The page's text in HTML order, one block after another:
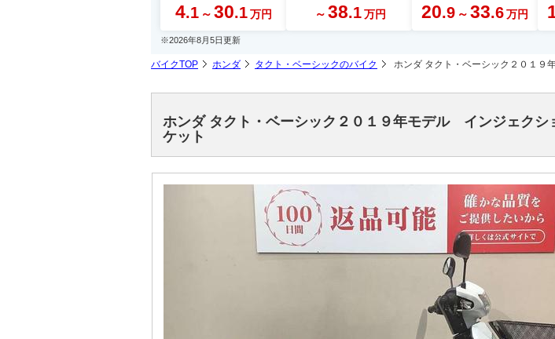
4.1 ～ 30.1 万円 ～ 38.1 万円 20.9 ～ 33.6万円
※2026年8月5日更新
バイクTOP ホンダ タクト・ベーシックのバイク ホンダ タクト・ベーシック２０１
ホンダ タクト・ベーシック２０１９年モデル インジェク
ケット